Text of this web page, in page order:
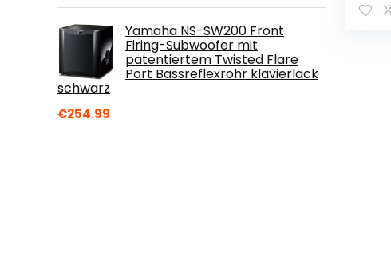
Yamaha NS-SW200 Front
Firing-Subwoofer mit
patentiertem Twisted Flare
Port Bassreflexrohr klavierlack
schwarz
€254.99